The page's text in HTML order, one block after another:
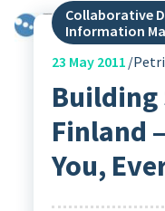
Collaborative
Information
23 May 2011
Building
Finland
You,